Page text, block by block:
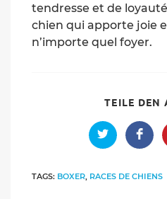
tendresse et de
chien qui apporte joie
n’importe quel foyer.
TEILE DEN
Opens
in
window
Opens
in
TAGS: BOXER RACES DE CHIENS